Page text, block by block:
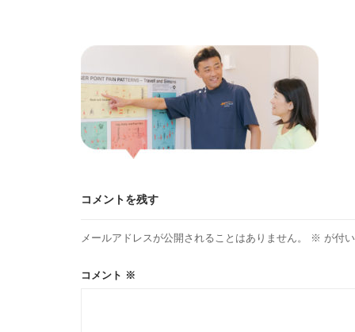
コメントを残す
メールアドレスが公開されることはありません。 ※ が付
コメント ※